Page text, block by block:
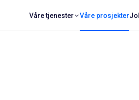
Våre tjenester Våre prosjekter